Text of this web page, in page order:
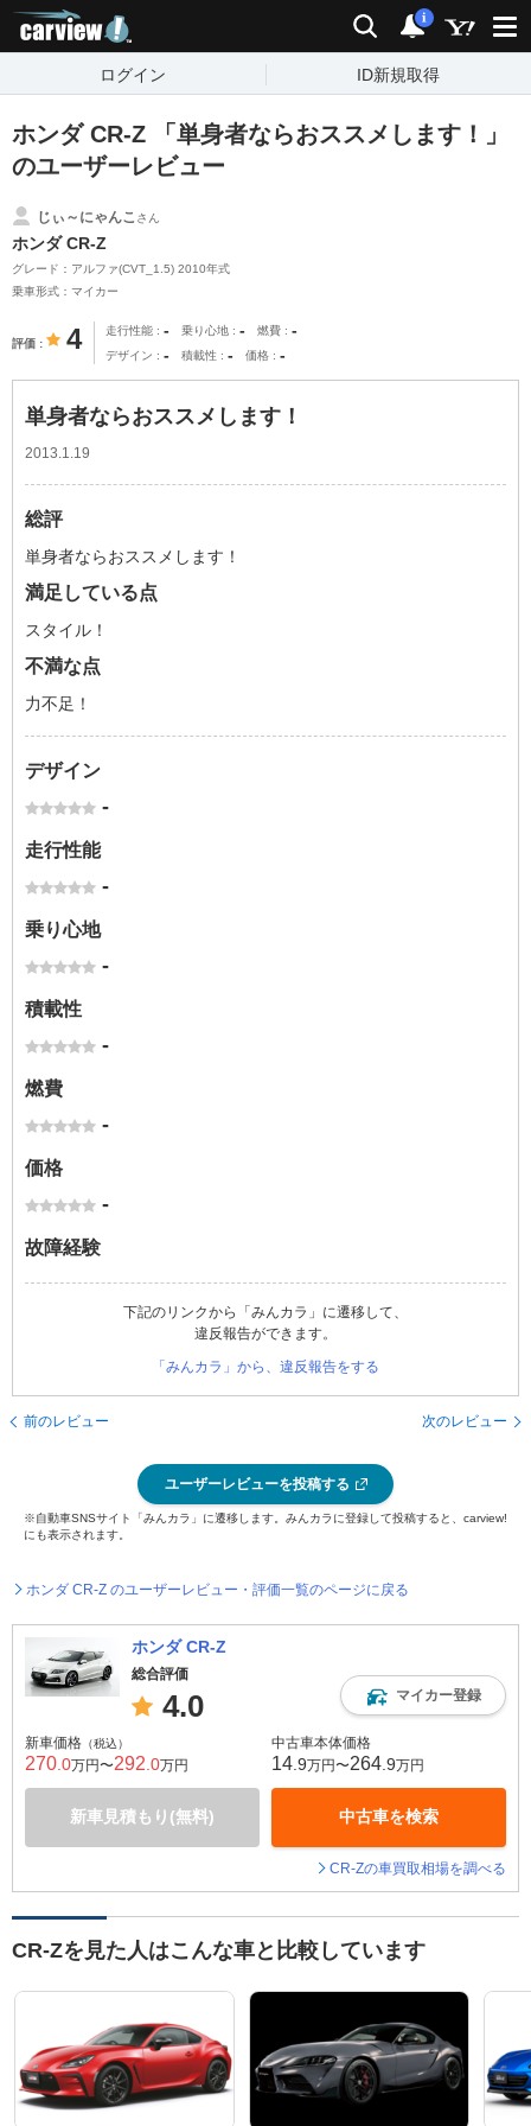
検索 通知
i
ログイン ID新規取得
ホンダ CR-Z 「単身者ならおススメします！」
のユーザーレビュー
じぃ～にゃんこ さん
ホンダ CR-Z
グレード：アルファ(CVT_1.5) 2010年式
乗車形式：マイカー
評価 4 走行性能 - 乗り心地 - 燃費 -
デザイン - 積載性 - 価格 -
単身者ならおススメします！
2013.1.19
総評
単身者ならおススメします！
満足している点
スタイル！
不満な点
力不足！
デザイン
-
走行性能
-
乗り心地
-
積載性
-
燃費
-
価格
-
故障経験
下記のリンクから「みんカラ」に遷移して、
違反報告ができます。
「みんカラ」から、違反報告をする
前のレビュー 次のレビュー
ユーザーレビューを投稿する
※自動車SNSサイト「みんカラ」に遷移します。みんカラに登録して投稿すると、carview!
にも表示されます。
ホンダ CR-Z のユーザーレビュー・評価一覧のページに戻る
ホンダ CR-Z
総合評価
4.0 マイカー登録
新車価格 （税込）
270 .0万円〜292 .0万円
新車見積もり(無料)
中古車本体価格
14 .9万円〜264 .9万円
中古車を検索
CR-Zの車買取相場を調べる
CR-Zを見た人はこんな車と比較しています